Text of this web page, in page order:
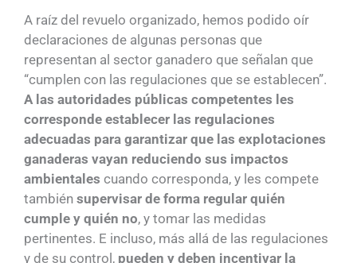
A raíz del revuelo organizado, hemos podido oír
declaraciones de algunas personas que
representan al sector ganadero que señalan que
“cumplen con las regulaciones que se establecen”.
A las autoridades públicas competentes les
corresponde establecer las regulaciones
adecuadas para garantizar que las explotaciones
ganaderas vayan reduciendo sus impactos
ambientales cuando corresponda, y les compete
también supervisar de forma regular quién
cumple y quién no, y tomar las medidas
pertinentes. E incluso, más allá de las regulaciones
y de su control, pueden y deben incentivar la